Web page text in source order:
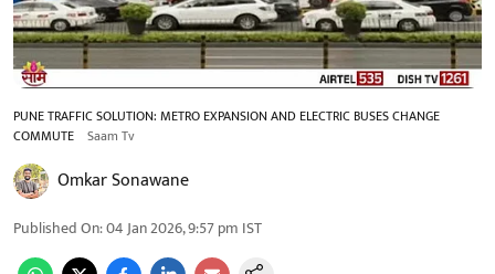
PUNE TRAFFIC SOLUTION: METRO EXPANSION AND ELECTRIC BUSES CHANGE
COMMUTE Saam Tv
Omkar Sonawane
Published On:04 Jan 2026, 9:57 pm IST